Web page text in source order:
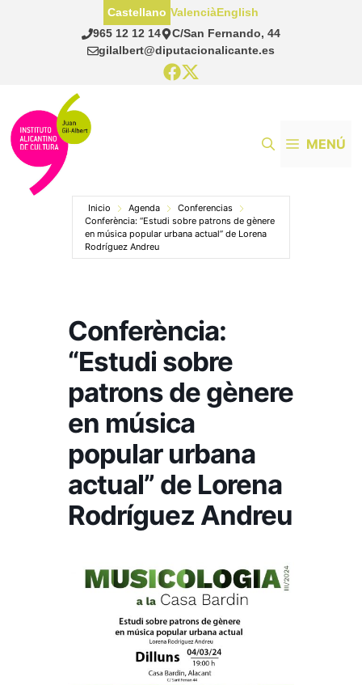
965 12 12 14
C/San Fernando, 44
gilalbert@diputacionalicante.es
Castellano ValenciàEnglish
MENÚ
Inicio Agenda
Conferencias
Conferència: “Estudi sobre patrons de gènere
en música popular urbana actual” de Lorena
Rodríguez Andreu
Conferència:
“Estudi sobre
patrons de gènere
en música
popular urbana
actual” de Lorena
Rodríguez Andreu